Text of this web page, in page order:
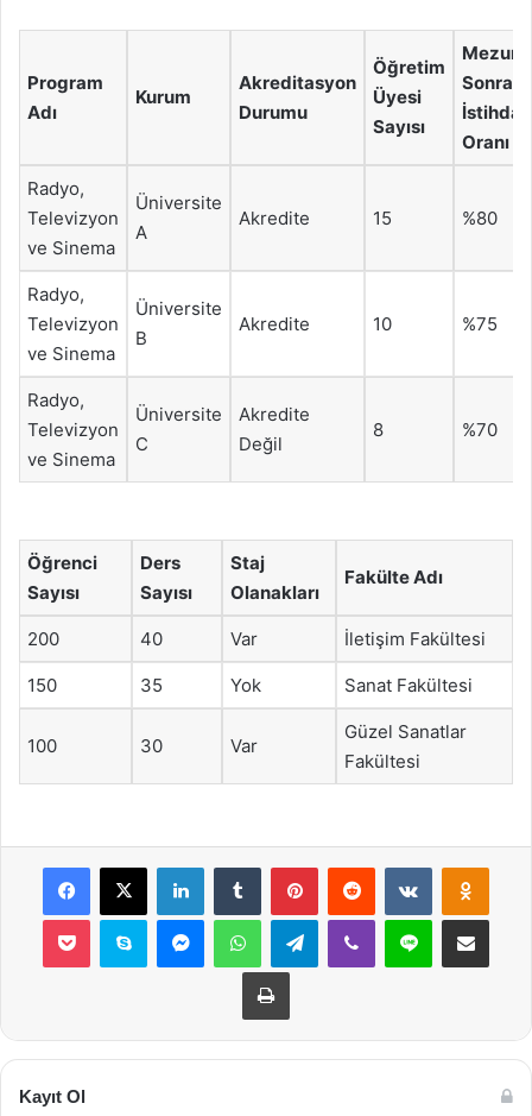
Program
Adı
Kurum
Akreditasyon
Durumu
Öğretim
Üyesi
Sayısı
Sonrası
Oranı
Radyo,
Televizyon
ve Sinema
Üniversite
A
Akredite 15 %80
Radyo,
Televizyon
ve Sinema
Üniversite
B
Akredite 10 %75
Radyo,
Televizyon
ve Sinema
Üniversite
C
Akredite
Değil
8 %70
Öğrenci
Sayısı
Ders
Sayısı
Staj
Olanakları
Fakülte Adı
200 40 Var İletişim Fakültesi
150 35 Yok Sanat Fakültesi
100 30 Var
Güzel Sanatlar
Fakültesi
Facebook
X LinkedInTumblr PinterestReddit VKontakte
Pocket Skype MessengerWhatsAppTelegramViber Line E-Posta ile
Yazdır
Kayıt Ol